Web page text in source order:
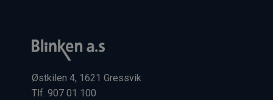
Østkilen 4, 1621 Gressvik
Tlf. 907 01 100